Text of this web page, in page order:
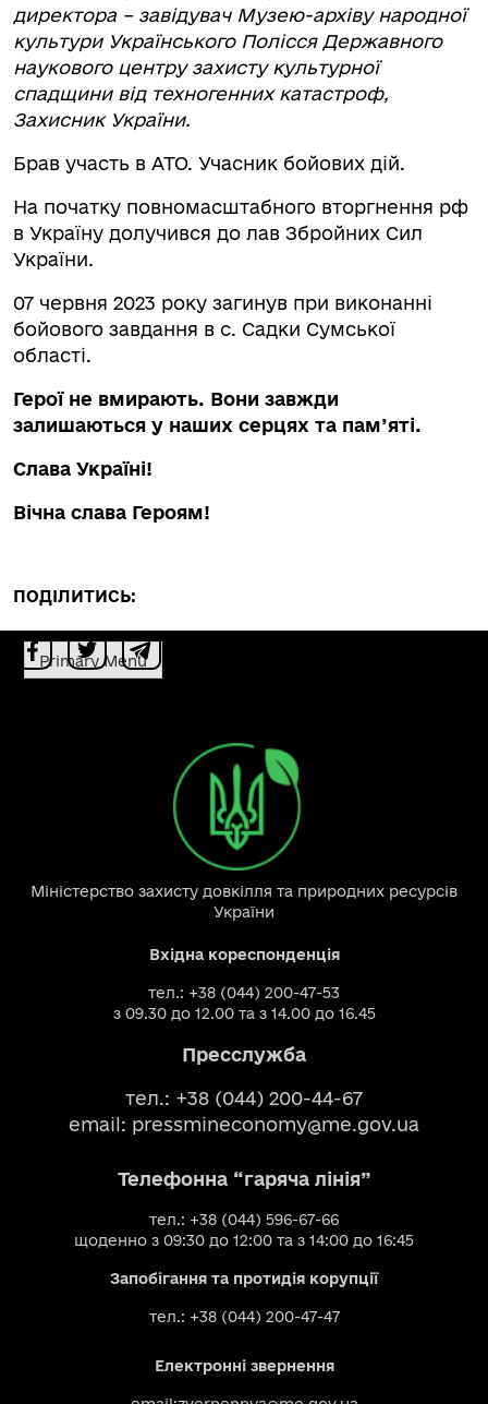
директора – завідувач Музею-архіву народної
культури Українського Полісся Державного
наукового центру захисту культурної
спадщини від техногенних катастроф,
Захисник України.
Брав участь в АТО. Учасник бойових дій.
На початку повномасштабного вторгнення рф
в Україну долучився до лав Збройних Сил
України.
07 червня 2023 року загинув при виконанні
бойового завдання в с. Садки Сумської
області.
Герої не вмирають. Вони завжди
залишаються у наших серцях та пам’яті.
Слава Україні!
Вічна слава Героям!
ПОДІЛИТИСЬ:
Primary Menu
Міністерство захисту довкілля та природних ресурсів
України
Вхідна кореспонденція
тел.: +38 (044) 200-47-53
з 09.30 до 12.00 та з 14.00 до 16.45
Пресслужба
тел.: +38 (044) 200-44-67
email: pressmineconomy@me.gov.ua
Телефонна “гаряча лінія”
тел.: +38 (044) 596-67-66
щоденно з 09:30 до 12:00 та з 14:00 до 16:45
Запобігання та протидія корупції
тел.: +38 (044) 200-47-47
Електронні звернення